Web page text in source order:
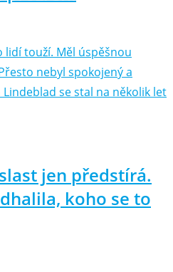
touží. Měl úspěšnou
nebyl spokojený a
se stal na několik let
jen předstírá.
koho se to